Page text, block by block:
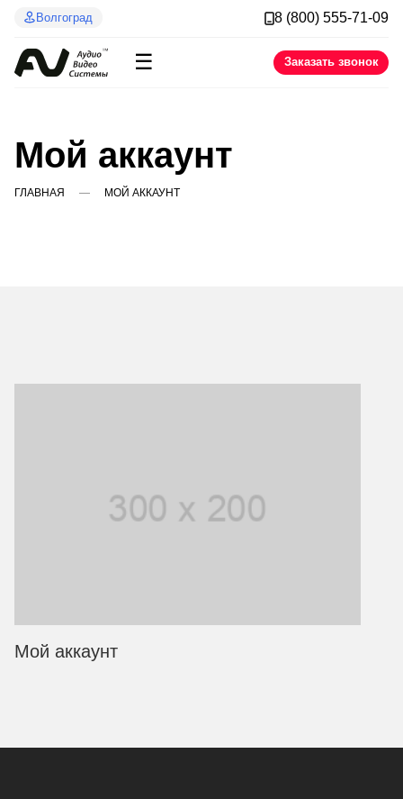
Волгоград 8 (800) 555-71-09
☰ Заказать звонок
Мой аккаунт
ГЛАВНАЯ МОЙ АККАУНТ
Мой аккаунт